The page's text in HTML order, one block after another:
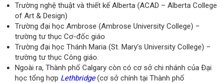
Trường nghệ thuật và thiết kế Alberta (ACAD – Alberta College
of Art & Design)
Trường đại học Ambrose (Ambrose University College) –
trường tư thục Cơ-đốc giáo
Trường đại học Thánh Maria (St. Mary’s University College) –
trường tư thục Công giáo.
Ngoài ra, Thành phố Calgary còn có cơ sở chi nhánh của Đại
học tổng hợp Lethbridge(cơ sở chính tại Thành phố